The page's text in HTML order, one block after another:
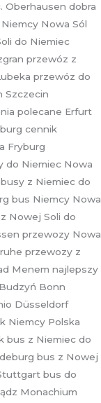
Oberhausen dobra
Nowa Sól
do Niemiec
przewóz z
przewóz do
Szczecin
polecane Erfurt
cennik
Fryburg
do Niemiec Nowa
z Niemiec do
bus Niemcy Nowa
Nowej Soli do
przewozy Nowa
przewozy z
Menem najlepszy
Bonn
Düsseldorf
Niemcy Polska
bus z Niemiec do
bus z Nowej
bus do
Monachium